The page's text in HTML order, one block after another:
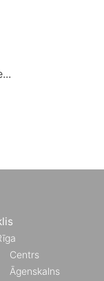
Centrs
Āgenskalns